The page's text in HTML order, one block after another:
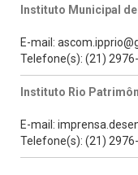
Instituto Municipal
E-mail:
Telefone(s): (21)
Instituto Rio
E-mail:
Telefone(s): (21)